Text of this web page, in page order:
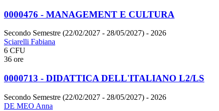
0000476 - MANAGEMENT E CULTURA
Secondo Semestre (22/02/2027 - 28/05/2027) - 2026
Sciarelli Fabiana
6 CFU
36 ore
0000713 - DIDATTICA DELL'ITALIANO L2/LS
Secondo Semestre (22/02/2027 - 28/05/2027) - 2026
DE MEO Anna